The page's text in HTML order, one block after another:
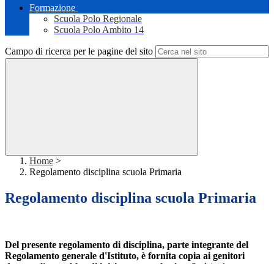
Formazione
Scuola Polo Regionale
Scuola Polo Ambito 14
Campo di ricerca per le pagine del sito
Home >
Regolamento disciplina scuola Primaria
Regolamento disciplina scuola Primaria
Del presente regolamento di disciplina, parte integrante del
Regolamento generale d'Istituto, è fornita copia ai genitori